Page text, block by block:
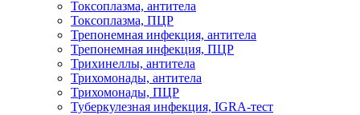
Токсоплазма, антитела
Токсоплазма, ПЦР
Трепонемная инфекция, антитела
Трепонемная инфекция, ПЦР
Трихинеллы, антитела
Трихомонады, антитела
Трихомонады, ПЦР
Туберкулезная инфекция, IGRA-тест